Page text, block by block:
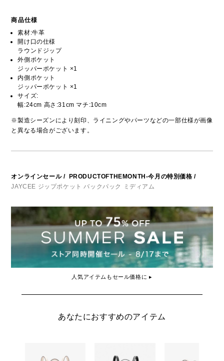
商品仕様
素材:牛革
開け口の仕様
ラウンドジップ
外側ポケット
ジッパーポケット ×1
内側ポケット
ジッパーポケット ×1
サイズ:
幅:24cm 高さ:31cm マチ:10cm
※製造シーズンにより刻印、ライニングやパーツなどの一部仕様が画像
と異なる場合がございます。
オンラインセール/ PRODUCTOFTHEMONTH-今月の特別価格 /
JAYCEE ジップポケット バックパック ミディアム
人気アイテムもセール価格に ▸
あなたにおすすめのアイテム